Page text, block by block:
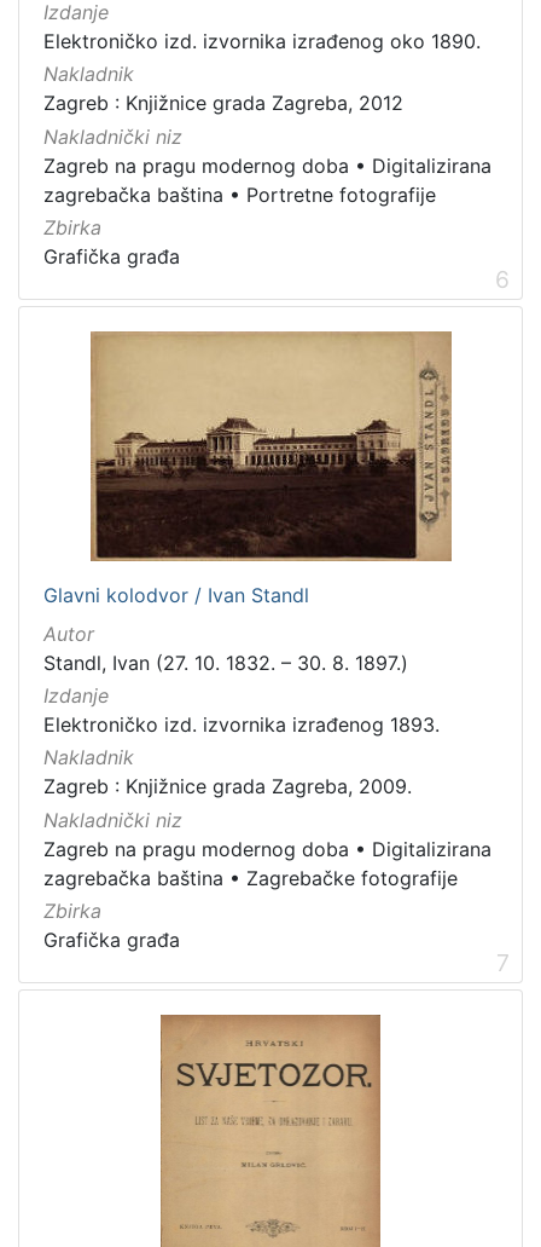
Izdanje
Elektroničko izd. izvornika izrađenog oko 1890.
Nakladnik
Zagreb : Knjižnice grada Zagreba, 2012
Nakladnički niz
Zagreb na pragu modernog doba • Digitalizirana
zagrebačka baština • Portretne fotografije
Zbirka
Grafička građa
6
Glavni kolodvor / Ivan Standl
Autor
Standl, Ivan (27. 10. 1832. – 30. 8. 1897.)
Izdanje
Elektroničko izd. izvornika izrađenog 1893.
Nakladnik
Zagreb : Knjižnice grada Zagreba, 2009.
Nakladnički niz
Zagreb na pragu modernog doba • Digitalizirana
zagrebačka baština • Zagrebačke fotografije
Zbirka
Grafička građa
7